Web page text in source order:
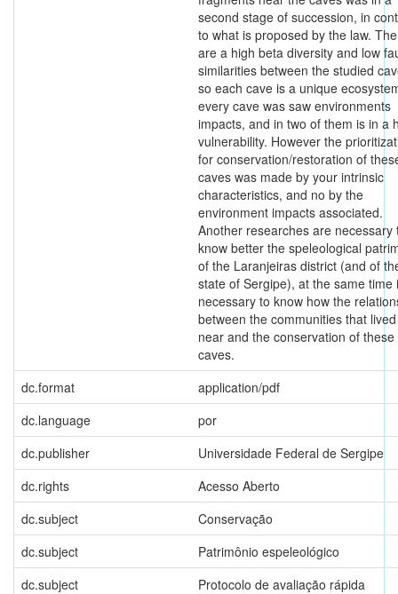
second stage of succession, in
to what is proposed by the law.
are a high beta diversity and low
similarities between the studied
so each cave is a unique
every cave was saw environments
impacts, and in two of them is in a
vulnerability. However the
for conservation/restoration of
caves was made by your intrinsic
characteristics, and no by the
environment impacts associated.
Another researches are necessary
know better the speleological
of the Laranjeiras district (and of
state of Sergipe), at the same time
necessary to know how the
between the communities that lived
near and the conservation of these
caves.
dc.format
application/pdf
dc.language
por
dc.publisher
Universidade Federal de Sergipe
dc.rights
Acesso Aberto
dc.subject
Conservação
dc.subject
Patrimônio espeleológico
dc.subject
Protocolo de avaliação rápida